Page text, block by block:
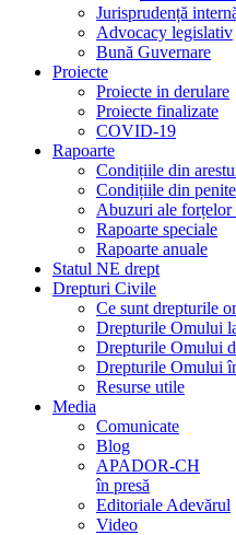
Jurisprudență
Advocacy legislativ
Bună Guvernare
Proiecte
Proiecte in derulare
Proiecte finalizate
COVID-19
Rapoarte
Condițiile din
Condițiile din
Abuzuri ale forțelor
Rapoarte speciale
Rapoarte anuale
Statul NE drept
Drepturi Civile
Ce sunt drepturile
Drepturile Omului
Drepturile Omului
Drepturile Omului
Resurse utile
Media
Comunicate
Blog
APADOR-CH
în presă
Editoriale Adevărul
Video